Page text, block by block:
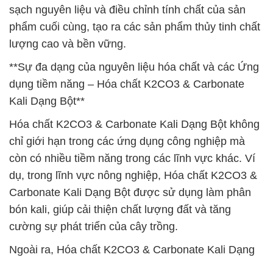
sạch nguyên liệu và điều chỉnh tính chất của sản
phẩm cuối cùng, tạo ra các sản phẩm thủy tinh chất
lượng cao và bền vững.
**Sự đa dạng của nguyên liệu hóa chất và các Ứng
dụng tiềm năng – Hóa chất K2CO3 & Carbonate
Kali Dạng Bột**
Hóa chất K2CO3 & Carbonate Kali Dạng Bột không
chỉ giới hạn trong các ứng dụng công nghiệp mà
còn có nhiều tiềm năng trong các lĩnh vực khác. Ví
dụ, trong lĩnh vực nông nghiệp, Hóa chất K2CO3 &
Carbonate Kali Dạng Bột được sử dụng làm phân
bón kali, giúp cải thiện chất lượng đất và tăng
cường sự phát triển của cây trồng.
Ngoài ra, Hóa chất K2CO3 & Carbonate Kali Dạng